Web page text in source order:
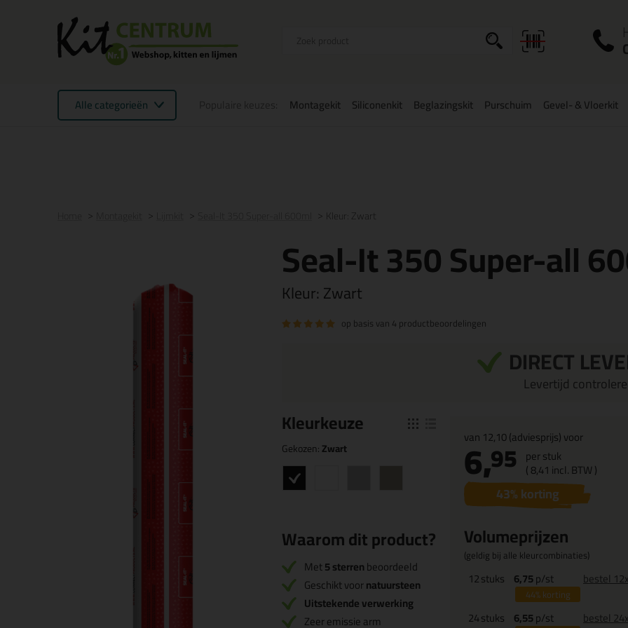
Alle categorieën Montagekit Siliconenkit Beglazingskit Purschuim Gevel- & Vloerkit
Kleur: Zwart
Seal-It 350 Super-all
Kleur:Zwart
op basis van 4 productbeoordelingen
DIRECT
Levertijd
Kleurkeuze
Gekozen:Zwart
Waarom dit product?
Met5 sterrenbeoordeeld
Geschikt voornatuursteen
Uitstekende verwerking
Zeer emissie arm
van 12,10(adviesprijs) voor
6,95 per stuk
(8,41 incl. BTW )
43% korting
Volumeprijzen
(geldig bij alle kleurcombinaties)
12stuks 6,75p/st
44%korting
bestel
24stuks 6,55p/st
bestel